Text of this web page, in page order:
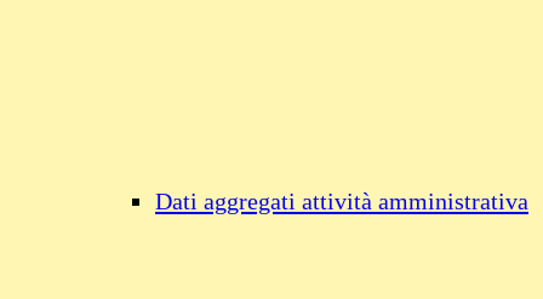
Dati aggregati attività amministrativa